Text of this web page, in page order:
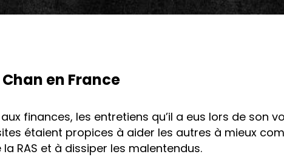
en France
finances, les entretiens qu’il a eus lors de son
étaient propices à aider les autres à mieux
RAS et à dissiper les malentendus.